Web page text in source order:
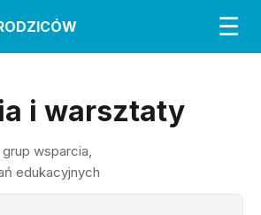
☰
i warsztaty
wsparcia,
edukacyjnych